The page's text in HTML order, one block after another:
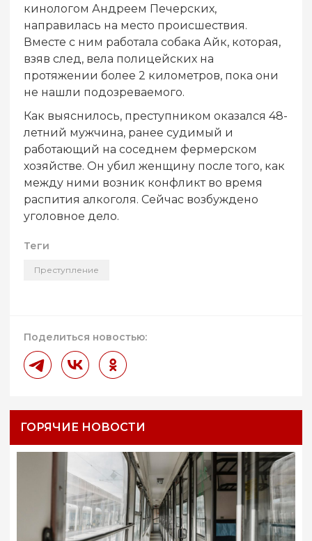
кинологом Андреем Печерских,
направилась на место происшествия.
Вместе с ним работала собака Айк, которая,
взяв след, вела полицейских на
протяжении более 2 километров, пока они
не нашли подозреваемого.
Как выяснилось, преступником оказался 48-
летний мужчина, ранее судимый и
работающий на соседнем фермерском
хозяйстве. Он убил женщину после того, как
между ними возник конфликт во время
распития алкоголя. Сейчас возбуждено
уголовное дело.
Теги
Преступление
Поделиться новостью:
ГОРЯЧИЕ НОВОСТИ